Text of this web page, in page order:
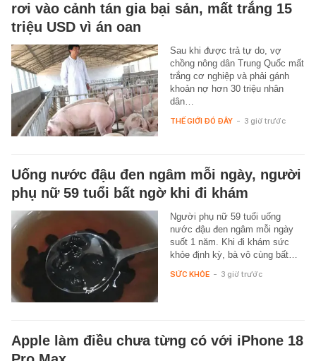
rơi vào cảnh tán gia bại sản, mất trắng 15
triệu USD vì án oan
Sau khi được trả tự do, vợ
chồng nông dân Trung Quốc mất
trắng cơ nghiệp và phải gánh
khoản nợ hơn 30 triệu nhân
dân…
THẾ GIỚI ĐÓ ĐÂY - 3 giờ trước
Uống nước đậu đen ngâm mỗi ngày, người
phụ nữ 59 tuổi bất ngờ khi đi khám
Người phụ nữ 59 tuổi uống
nước đậu đen ngâm mỗi ngày
suốt 1 năm. Khi đi khám sức
khỏe định kỳ, bà vô cùng bất…
SỨC KHỎE - 3 giờ trước
Apple làm điều chưa từng có với iPhone 18